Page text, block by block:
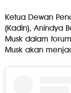
Ketua Dewan
(Kadin), Anindya
Musk dalam
Musk akan